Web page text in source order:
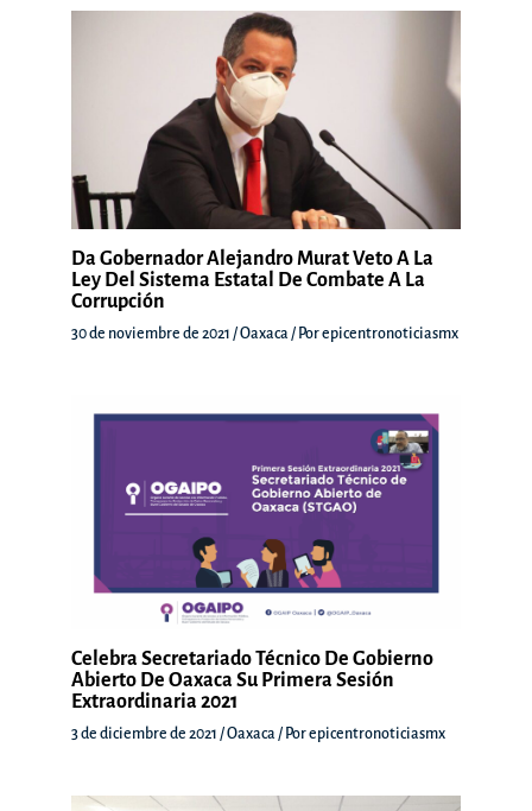
Da Gobernador Alejandro Murat Veto A La
Ley Del Sistema Estatal De Combate A La
Corrupción
30 de noviembre de 2021 /Oaxaca / Porepicentronoticiasmx
Celebra Secretariado Técnico De Gobierno
Abierto De Oaxaca Su Primera Sesión
Extraordinaria 2021
3 de diciembre de 2021 /Oaxaca / Porepicentronoticiasmx